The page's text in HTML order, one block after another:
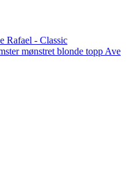
Rafael - Classic
mønstret blonde topp Ave